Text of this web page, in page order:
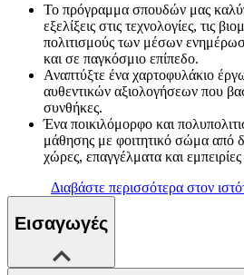
Το πρόγραμμα σπουδών μας
εξελίξεις στις τεχνολογίες, τις
πολιτισμούς των μέσων
και σε παγκόσμιο επίπεδο.
Αναπτύξτε ένα χαρτοφυλάκιο
αυθεντικών αξιολογήσεων που
συνθήκες.
Ένα ποικιλόμορφο και
μάθησης με φοιτητικό σώμα από
χώρες, επαγγέλματα και
Διαβάστε περισσότερα στον
Εισαγωγές